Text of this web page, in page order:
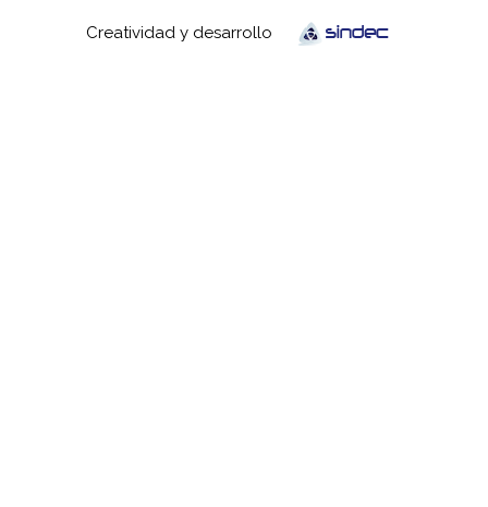
Creatividad y desarrollo